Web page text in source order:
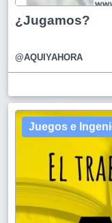
¿Jugamos?
@AQUIYAHORA
Juegos e